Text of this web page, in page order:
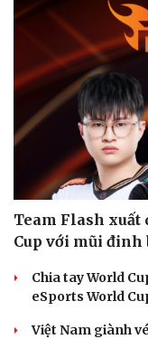
Văn hóa
Sân khấu - Điện ảnh
Team Flash xuất
Cup với mũi đinh
Chia tay World
eSports World
Việt Nam giành